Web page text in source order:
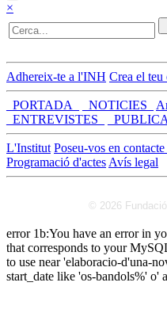
×
Adhereix-te a l'INH Crea el teu
_PORTADA_ _NOTICIES_
_ENTREVISTES_
L'Institut Poseu-vos en
Programació d'actes Avís legal
© 2026
error 1b:You have an error in
that corresponds to your
to use near 'elaboracio-d'una-
start_date like 'os-bandols%' o'